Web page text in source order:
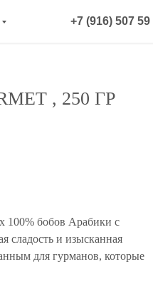
+7 (916) 507 59
, 250 ГР
100% бобов Арабики с
сладость и изысканная
для гурманов, которые